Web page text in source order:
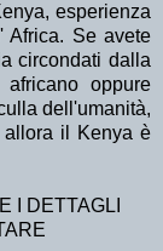
esperienza
Africa. Se avete
circondati dalla
oppure
dell'umanità,
allora il Kenya è
I DETTAGLI